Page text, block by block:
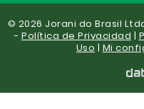
© 2026 Jorani do Brasil
- Política de Privacidad |
Uso | Mi